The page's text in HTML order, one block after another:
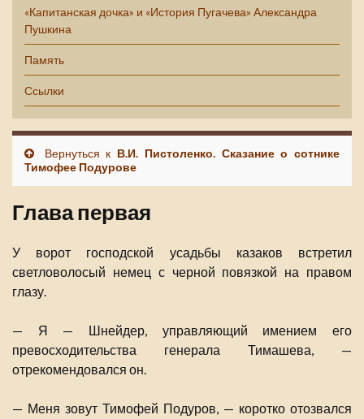
«Капитанская дочка» и «История Пугачева» Александра
Пушкина
Память
Ссылки
Вернуться к В.И. Пистоленко. Сказание о сотнике
Тимофее Подурове
Глава первая
У ворот господской усадьбы казаков встретил
светловолосый немец с черной повязкой на правом
глазу.
— Я — Шнейдер, управляющий имением его
превосходительства генерала Тимашева, —
отрекомендовался он.
— Меня зовут Тимофей Подуров, — коротко отозвался